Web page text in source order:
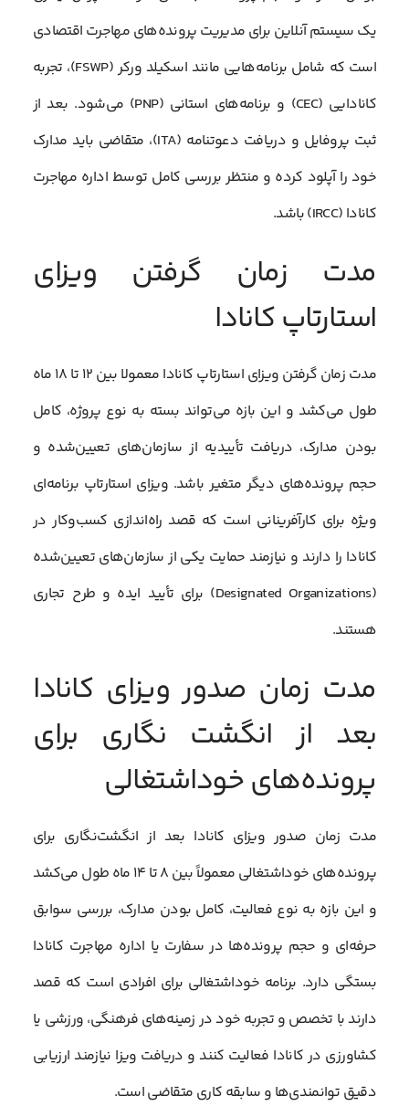
یک سیستم آنلاین برای مدیریت پرونده‌های مهاجرت اقتصادی
است که شامل برنامه‌هایی مانند اسکیلد ورکر (FSWP)، تجربه
کانادایی (CEC) و برنامه‌های استانی (PNP) می‌شود. بعد از
ثبت پروفایل و دریافت دعوتنامه (ITA)، متقاضی باید مدارک
خود را آپلود کرده و منتظر بررسی کامل توسط اداره مهاجرت
کانادا (IRCC) باشد.
مدت زمان گرفتن ویزای
استارتاپ کانادا
مدت زمان گرفتن ویزای استارتاپ کانادا معمولا بین ۱۲ تا ۱۸ ماه
طول می‌کشد و این بازه می‌تواند بسته به نوع پروژه، کامل
بودن مدارک، دریافت تأییدیه از سازمان‌های تعیین‌شده و
حجم پرونده‌های دیگر متغیر باشد. ویزای استارتاپ برنامه‌ای
ویژه برای کارآفرینانی است که قصد راه‌اندازی کسب‌وکار در
کانادا را دارند و نیازمند حمایت یکی از سازمان‌های تعیین‌شده
(Designated Organizations) برای تأیید ایده و طرح تجاری
هستند.
مدت زمان صدور ویزای کانادا
بعد از انگشت نگاری برای
پرونده‌های خود‌اشتغالی
مدت زمان صدور ویزای کانادا بعد از انگشت‌نگاری برای
پرونده‌های خود‌اشتغالی معمولاً بین ۸ تا ۱۴ ماه طول می‌کشد
و این بازه به نوع فعالیت، کامل بودن مدارک، بررسی سوابق
حرفه‌ای و حجم پرونده‌ها در سفارت یا اداره مهاجرت کانادا
بستگی دارد. برنامه خود‌اشتغالی برای افرادی است که قصد
دارند با تخصص و تجربه خود در زمینه‌های فرهنگی، ورزشی یا
کشاورزی در کانادا فعالیت کنند و دریافت ویزا نیازمند ارزیابی
دقیق توانمندی‌ها و سابقه کاری متقاضی است.